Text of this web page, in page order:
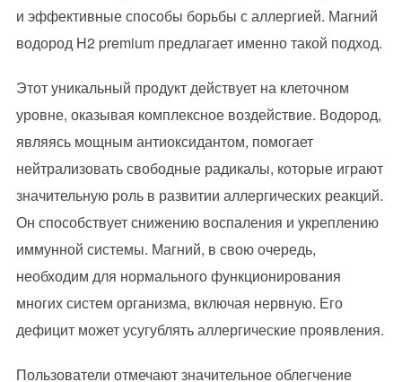
и эффективные способы борьбы с аллергией. Магний
водород H2 premium предлагает именно такой подход.
Этот уникальный продукт действует на клеточном
уровне, оказывая комплексное воздействие. Водород,
являясь мощным антиоксидантом, помогает
нейтрализовать свободные радикалы, которые играют
значительную роль в развитии аллергических реакций.
Он способствует снижению воспаления и укреплению
иммунной системы. Магний, в свою очередь,
необходим для нормального функционирования
многих систем организма, включая нервную. Его
дефицит может усугублять аллергические проявления.
Пользователи отмечают значительное облегчение